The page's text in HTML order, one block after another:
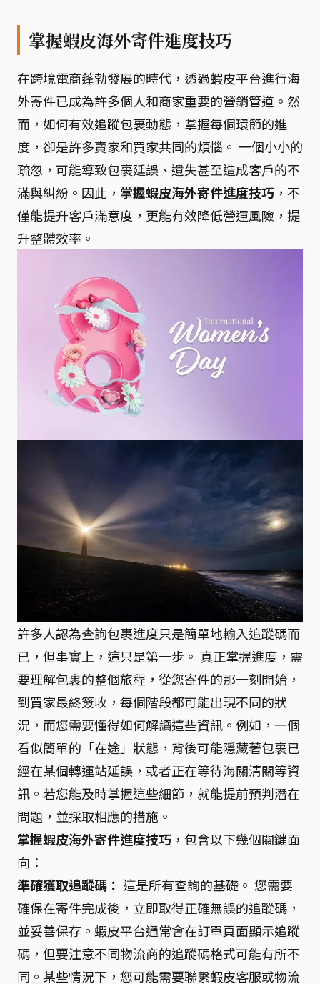
掌握蝦皮海外寄件進度技巧
在跨境電商蓬勃發展的時代，透過蝦皮平台進行海
外寄件已成為許多個人和商家重要的營銷管道。然
而，如何有效追蹤包裹動態，掌握每個環節的進
度，卻是許多賣家和買家共同的煩惱。 一個小小的
疏忽，可能導致包裹延誤、遺失甚至造成客戶的不
滿與糾紛。因此， 掌握蝦皮海外寄件進度技巧 ，不
僅能提升客戶滿意度，更能有效降低營運風險，提
升整體效率。
許多人認為查詢包裹進度只是簡單地輸入追蹤碼而
已，但事實上，這只是第一步。 真正掌握進度，需
要理解包裹的整個旅程，從您寄件的那一刻開始，
到買家最終簽收，每個階段都可能出現不同的狀
況，而您需要懂得如何解讀這些資訊。例如，一個
看似簡單的「在途」狀態，背後可能隱藏著包裹已
經在某個轉運站延誤，或者正在等待海關清關等資
訊。若您能及時掌握這些細節，就能提前預判潛在
問題，並採取相應的措施。
掌握蝦皮海外寄件進度技巧 ，包含以下幾個關鍵面
向：
準確獲取追蹤碼： 這是所有查詢的基礎。 您需要
確保在寄件完成後，立即取得正確無誤的追蹤碼，
並妥善保存。蝦皮平台通常會在訂單頁面顯示追蹤
碼，但要注意不同物流商的追蹤碼格式可能有所不
同。某些情況下，您可能需要聯繫蝦皮客服或物流